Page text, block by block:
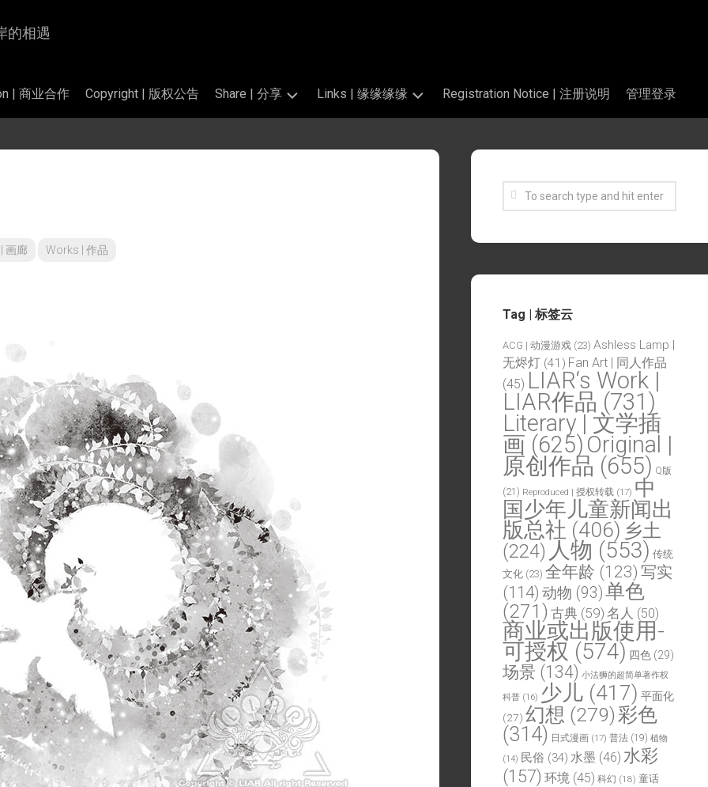
的相遇
| 商业合作 Copyright | 版权公告 Share | 分享
授
载
小
法
超
简
单
著
作
权
科
普
她
讲
的
故
事
都
不
是
真
的
Links | 缘缘缘缘 Registration Notice | 注册说明 管理登录
画廊 Works | 作品
Tag | 标签云
ACG | 动漫游戏 (23) Ashless Lamp |
无烬灯 (41) Fan Art | 同人作品
(45) LIAR‘s Work |
LIAR作品 (731)
Literary | 文学插
画 (625) Original |
原创作品 (655) Q版
(21) Reproduced | 授权转载 (17) 中
国少年儿童新闻出
版总社 (406) 乡土
(224) 人物 (553) 传统
文化 (23) 全年龄 (123) 写实
(114) 动物 (93)单色
(271) 古典 (59) 名人 (50)
商业或出版使用-
可授权 (574) 四色 (29)
场景 (134) 小法狮的超简单著作权
科普 (16) 少儿 (417) 平面化
(27) 幻想 (279)彩色
(314) 日式漫画 (17) 普法 (19) 植物
(14) 民俗 (34) 水墨 (46) 水彩
(157) 环境 (45) 科幻 (18) 童话